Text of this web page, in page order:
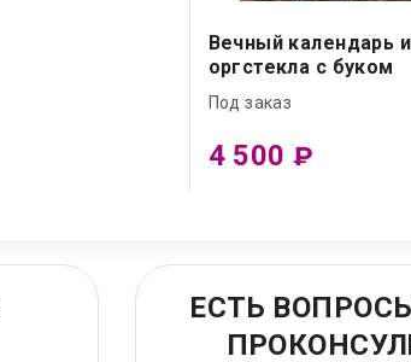
Вечный календарь
оргстекла с буком
Под заказ
4 500₽
ЕСТЬ